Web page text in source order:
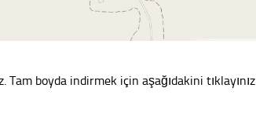
boyda indirmek için aşağıdakini tıklayınız.